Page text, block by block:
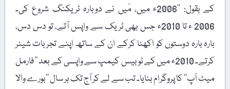
کے بقول: ’’2006ء میں، مَیں نے دوبارہ ٹریکنگ شروع کی۔
2006 ء تا 2010ء جس بھی ٹریک سے واپس آتے، تو دس دس،
بارہ بارہ دوستوں کو اکھٹا کرکے ان کے ساتھ اپنے تجربات شیئر
کرتے۔ 2010ء میں کے ٹو بیس کیمپ سے واپسی کے بعد ’’فارمل
میٹ اَپ‘‘ کا پروگرام بنایا۔ تب سے لے کر آج تک ہر سال ’’بورے والا